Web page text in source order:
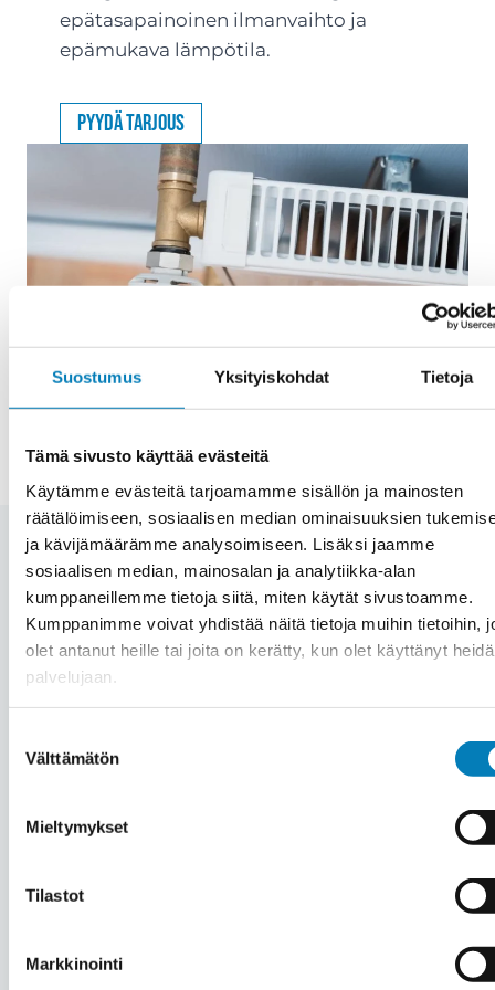
Suostumus Yksityiskohdat Tietoja
Tämä sivusto käyttää evästeitä
Käytämme evästeitä tarjoamamme sisällön ja mainosten
räätälöimiseen, sosiaalisen median ominaisuuksien
ja kävijämäärämme analysoimiseen. Lisäksi jaamme
sosiaalisen median, mainosalan ja analytiikka-alan
kumppaneillemme tietoja siitä, miten käytät sivustoamme.
Kumppanimme voivat yhdistää näitä tietoja muihin tietoihin,
olet antanut heille tai joita on kerätty, kun olet käyttänyt
palvelujaan.
valinta
Välttämätön
Mieltymykset
Tilastot
Markkinointi
epätasapainoinen ilmanvaihto ja
epämukava lämpötila.
Pyydä tarjous
Automaation hinta Jokioinen
– Mitä automaation hankinta
Jokainen automaatioprojekti Jokioisissa on
työn laajuudesta ja asennettavasta laitteistosta.
automaatiojärjestelmä saavuttaa säästöä 15-20